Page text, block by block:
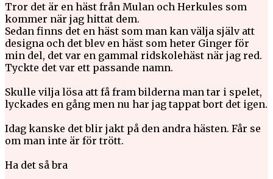
Tror det är en häst från Mulan och Herkules som
kommer när jag hittat dem.
Sedan finns det en häst som man kan välja själv att
designa och det blev en häst som heter Ginger för
min del, det var en gammal ridskolehäst när jag red.
Tyckte det var ett passande namn.
Skulle vilja lösa att få fram bilderna man tar i spelet,
lyckades en gång men nu har jag tappat bort det igen.
Idag kanske det blir jakt på den andra hästen. Får se
om man inte är för trött.
Ha det så bra